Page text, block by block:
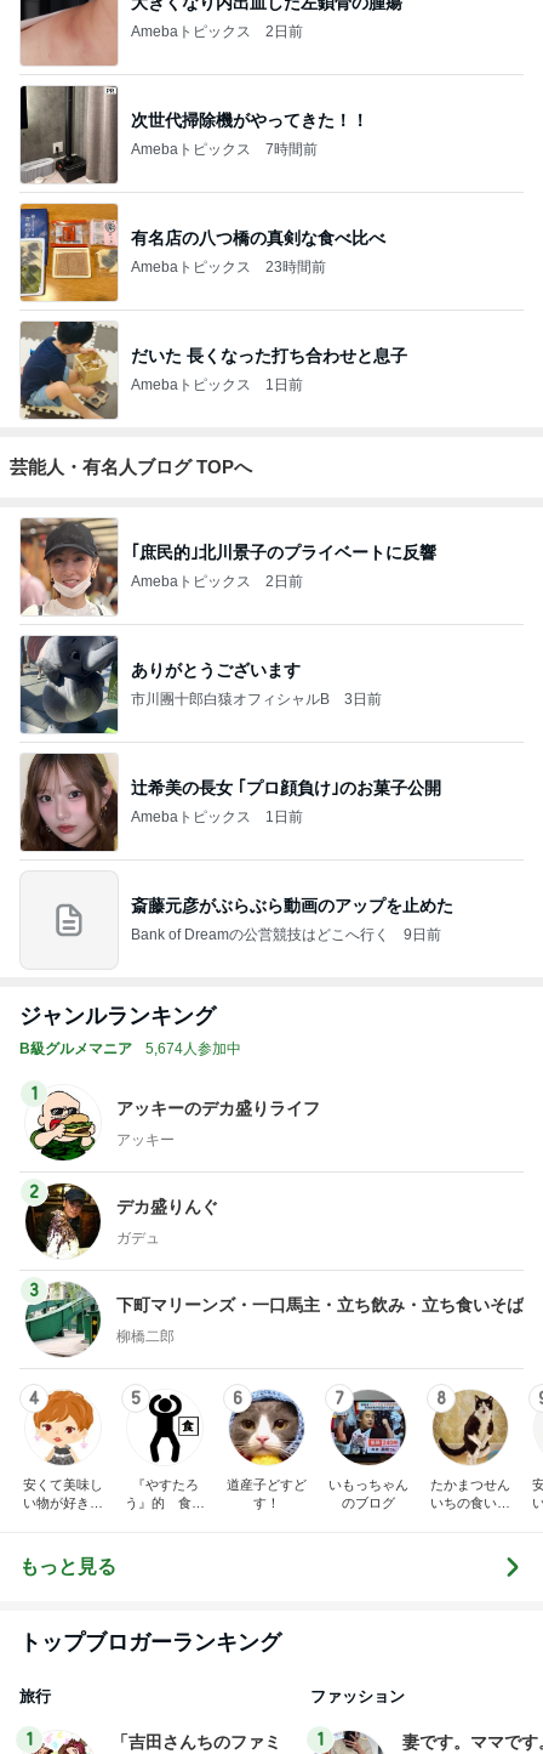
Amebaトピックス 2日前
次世代掃除機がやってきた！！
Amebaトピックス 7時間前
有名店の八つ橋の真剣な食べ比べ
Amebaトピックス 23時間前
だいた 長くなった打ち合わせと息子
Amebaトピックス 1日前
芸能人・有名人ブログ TOPへ
｢庶民的｣北川景子のプライベートに反響
Amebaトピックス 2日前
ありがとうございます
市川團十郎白猿オフィシャルB 3日前
辻希美の長女 ｢プロ顔負け｣のお菓子公開
Amebaトピックス 1日前
斎藤元彦がぶらぶら動画のアップを止めた
Bank of Dreamの公営競技はどこへ行く 9日前
ジャンルランキング
B級グルメマニア 5,674人参加中
1
アッキーのデカ盛りライフ
アッキー
2
デカ盛りんぐ
ガデュ
3
下町マリーンズ・一口馬主・立ち飲み・立ち食いそば
柳橋二郎
4
安くて美味し
い物が好き☆
5
『やすたろ
う』的 食の
6
道産子どすど
す！
7
いもっちゃん
のブログ
8
たかまつせん
いちの食い散
もっと見る
トップブロガーランキング
旅行
1
「吉田さんちのファミ
ファッション
1
妻です。ママです